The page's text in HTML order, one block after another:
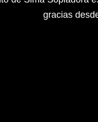
gracias